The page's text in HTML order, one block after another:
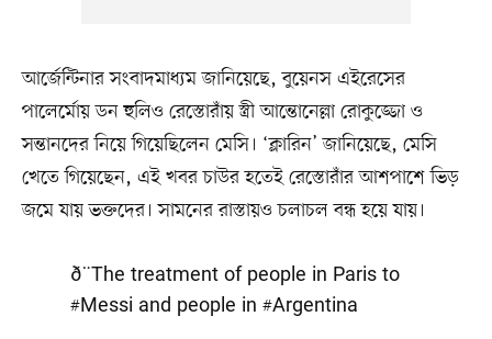
আর্জেন্টিনার সংবাদমাধ্যম জানিয়েছে, বুয়েনস এইরেসের
পালের্মোয় ডন হুলিও রেস্তোরাঁয় স্ত্রী আন্তোনেল্লা রোকুজ্জো ও
সন্তানদের নিয়ে গিয়েছিলেন মেসি। ‘ক্লারিন’ জানিয়েছে, মেসি
খেতে গিয়েছেন, এই খবর চাউর হতেই রেস্তোরাঁর আশপাশে ভিড়
জমে যায় ভক্তদের। সামনের রাস্তায়ও চলাচল বন্ধ হয়ে যায়।
ð¨The treatment of people in Paris to
#Messi and people in #Argentina